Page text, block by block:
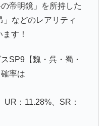
帝明鏡」を所持した
などのレアリティ
す！
SP9【魏・呉・蜀・
率は
：11.28%、SR：